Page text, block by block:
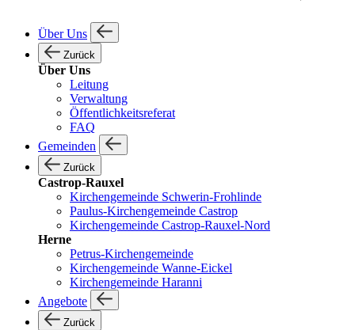
Über Uns
Zurück
Über Uns
Leitung
Verwaltung
Öffentlichkeitsreferat
FAQ
Gemeinden
Zurück
Castrop-Rauxel
Kirchengemeinde Schwerin-Frohlinde
Paulus-Kirchengemeinde Castrop
Kirchengemeinde Castrop-Rauxel-Nord
Herne
Petrus-Kirchengemeinde
Kirchengemeinde Wanne-Eickel
Kirchengemeinde Haranni
Angebote
Zurück